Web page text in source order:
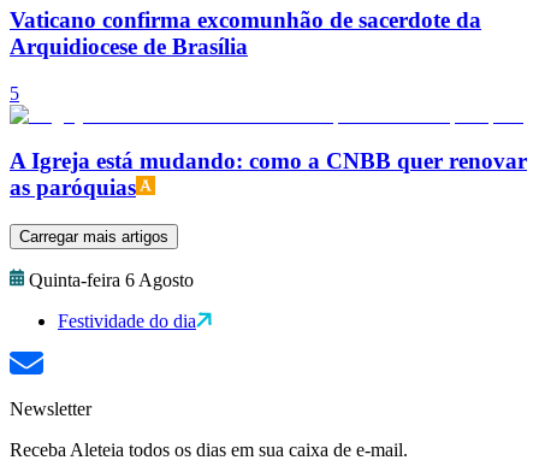
Vaticano confirma excomunhão de sacerdote da
Arquidiocese de Brasília
5
A Igreja está mudando: como a CNBB quer renovar
as paróquias
Carregar mais artigos
Quinta-feira 6 Agosto
Festividade do dia
Newsletter
Receba Aleteia todos os dias em sua caixa de e-mail.